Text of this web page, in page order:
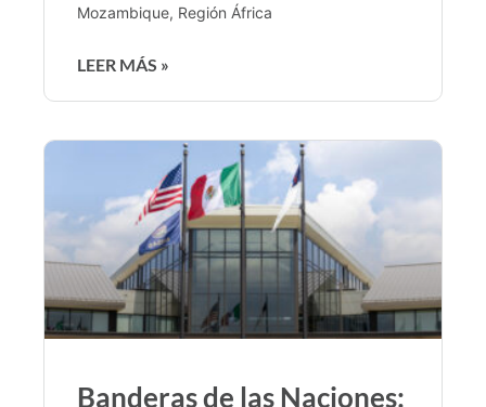
Mozambique, Región África
LEER MÁS »
Banderas de las Naciones: